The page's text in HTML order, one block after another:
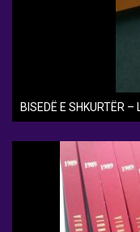
BISEDË E SHKURTËR